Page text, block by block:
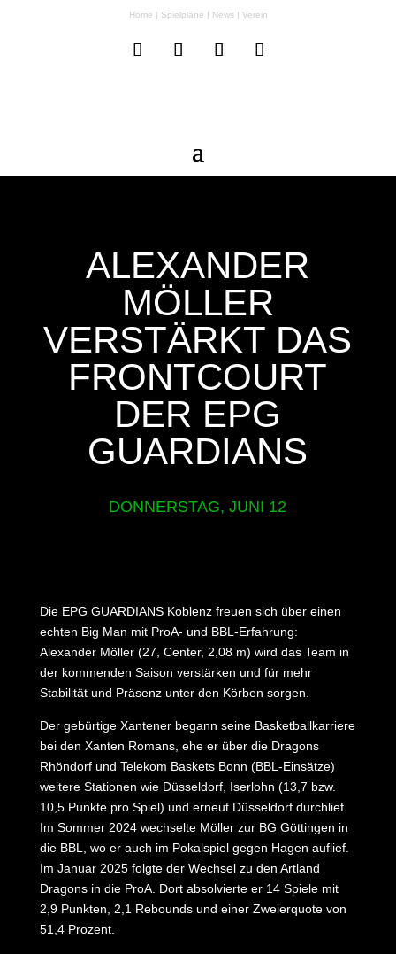
Home | Spielpläne | News| Verein
ALEXANDER
MÖLLER
VERSTÄRKT DAS
FRONTCOURT
DER EPG
GUARDIANS
DONNERSTAG, JUNI 12
Die EPG GUARDIANS Koblenz freuen sich über einen
echten Big Man mit ProA- und BBL-Erfahrung:
Alexander Möller (27, Center, 2,08 m) wird das Team in
der kommenden Saison verstärken und für mehr
Stabilität und Präsenz unter den Körben sorgen.
Der gebürtige Xantener begann seine Basketballkarriere
bei den Xanten Romans, ehe er über die Dragons
Rhöndorf und Telekom Baskets Bonn (BBL-Einsätze)
weitere Stationen wie Düsseldorf, Iserlohn (13,7 bzw.
10,5 Punkte pro Spiel) und erneut Düsseldorf durchlief.
Im Sommer 2024 wechselte Möller zur BG Göttingen in
die BBL, wo er auch im Pokalspiel gegen Hagen auflief.
Im Januar 2025 folgte der Wechsel zu den Artland
Dragons in die ProA. Dort absolvierte er 14 Spiele mit
2,9 Punkten, 2,1 Rebounds und einer Zweierquote von
51,4 Prozent.